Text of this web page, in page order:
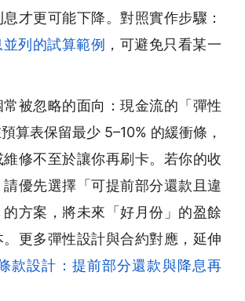
才更可能下降。對照實作步驟：
並列的試算範例 ，可避免只看某一
被忽略的面向：現金流的「彈性
算表保留最少 5–10% 的緩衝條，
修不至於讓你再刷卡。若你的收
請優先選擇「可提前部分還款且違
方案，將未來「好月份」的盈餘
更多彈性設計與合約對應，延伸
款設計：提前部分還款與降息再